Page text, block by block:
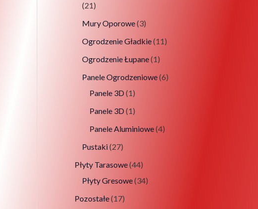
21
Mury Oporowe 3
Ogrodzenie Gładkie 11
Ogrodzenie Łupane 1
Panele Ogrodzeniowe 6
Panele 3D 1
Panele 3D 1
Panele Aluminiowe 4
Pustaki 27
Płyty Tarasowe 44
Płyty Gresowe 34
Pozostałe 17